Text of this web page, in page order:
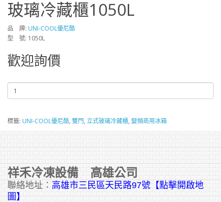
玻璃冷藏櫃1050L
品 牌: UNI-COOL優尼酷
型 號: 1050L
歡迎詢價
標籤: UNI-COOL優尼酷, 雙門, 立式玻璃冷藏櫃, 變頻商用冰箱
祥禾冷凍設備 高雄公司
聯絡地址： 高雄市三民區天民路97號【點擊開啟地
圖】